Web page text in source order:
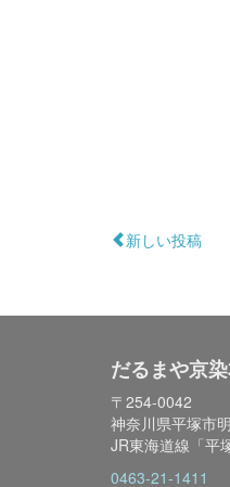
新しい投稿
だるまや京
〒254-0042
神奈川県平塚市
JR東海道線「平
0463-21-1411